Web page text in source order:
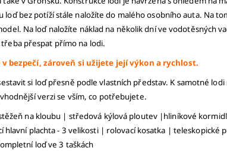
bez potíží stále naložíte do malého osobního auta. Na
Na loď naložíte náklad na několik dní ve vodotěsných
přespat přímo na lodi.
bezpečí, zároveň si užijete její výkon a rychlost.
si loď přesně podle vlastních představ. K samotné lodi
verzi se vším, co potřebujete.
na kloubu | středová kýlová ploutev |hliníkové
hlavní plachta - 3 velikosti | rolovací kosatka | teleskopické
loď ve 3 taškách